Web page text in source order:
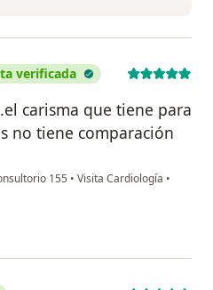
verificada
carisma que tiene para
no tiene comparación
155 • Visita Cardiología •